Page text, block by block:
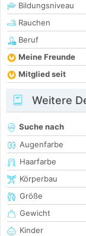
Bildungsniveau
Rauchen
Beruf
Meine Freunde
Mitglied seit
Weitere
Suche nach
Augenfarbe
Haarfarbe
Körperbau
Größe
Gewicht
Kinder